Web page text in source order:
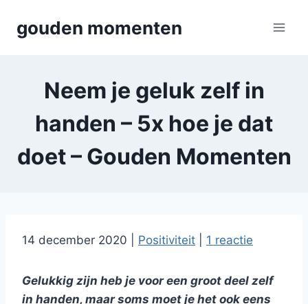
gouden momenten
Neem je geluk zelf in
handen – 5x hoe je dat
doet – Gouden Momenten
14 december 2020 Positiviteit 1 reactie
Gelukkig zijn heb je voor een groot deel zelf
in handen, maar soms moet je het ook eens